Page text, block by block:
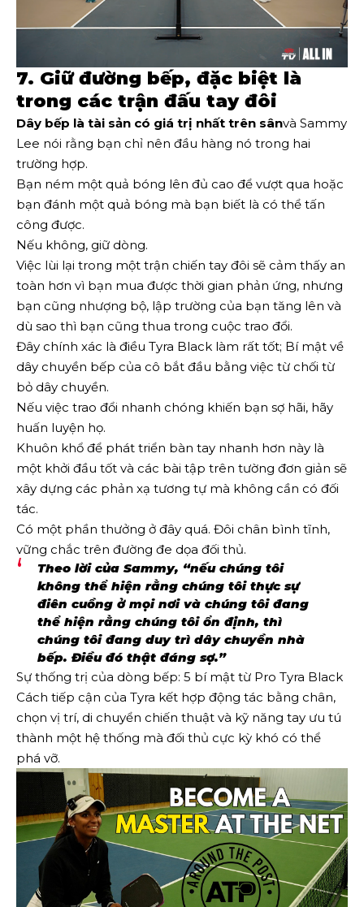
7. Giữ đường bếp, đặc biệt là
trong các trận đấu tay đôi
Dây bếp là tài sản có giá trị nhất trên sânvà Sammy
Lee nói rằng bạn chỉ nên đầu hàng nó trong hai
trường hợp.
Bạn ném một quả bóng lên đủ cao để vượt qua hoặc
bạn đánh một quả bóng mà bạn biết là có thể tấn
công được.
Nếu không, giữ dòng.
Việc lùi lại trong một trận chiến tay đôi sẽ cảm thấy an
toàn hơn vì bạn mua được thời gian phản ứng, nhưng
bạn cũng nhượng bộ, lập trường của bạn tăng lên và
dù sao thì bạn cũng thua trong cuộc trao đổi.
Đây chính xác là điều Tyra Black làm rất tốt; Bí mật về
dây chuyền bếp của cô bắt đầu bằng việc từ chối từ
bỏ dây chuyền.
Nếu việc trao đổi nhanh chóng khiến bạn sợ hãi, hãy
huấn luyện họ.
Khuôn khổ để phát triển bàn tay nhanh hơn này là
một khởi đầu tốt và các bài tập trên tường đơn giản sẽ
xây dựng các phản xạ tương tự mà không cần có đối
tác.
Có một phần thưởng ở đây quá. Đôi chân bình tĩnh,
vững chắc trên đường đe dọa đối thủ.
Theo lời của Sammy, “nếu chúng tôi
không thể hiện rằng chúng tôi thực sự
điên cuồng ở mọi nơi và chúng tôi đang
thể hiện rằng chúng tôi ổn định, thì
chúng tôi đang duy trì dây chuyền nhà
bếp. Điều đó thật đáng sợ.”
Sự thống trị của dòng bếp: 5 bí mật từ Pro Tyra Black
Cách tiếp cận của Tyra kết hợp động tác bằng chân,
chọn vị trí, di chuyển chiến thuật và kỹ năng tay ưu tú
thành một hệ thống mà đối thủ cực kỳ khó có thể
phá vỡ.